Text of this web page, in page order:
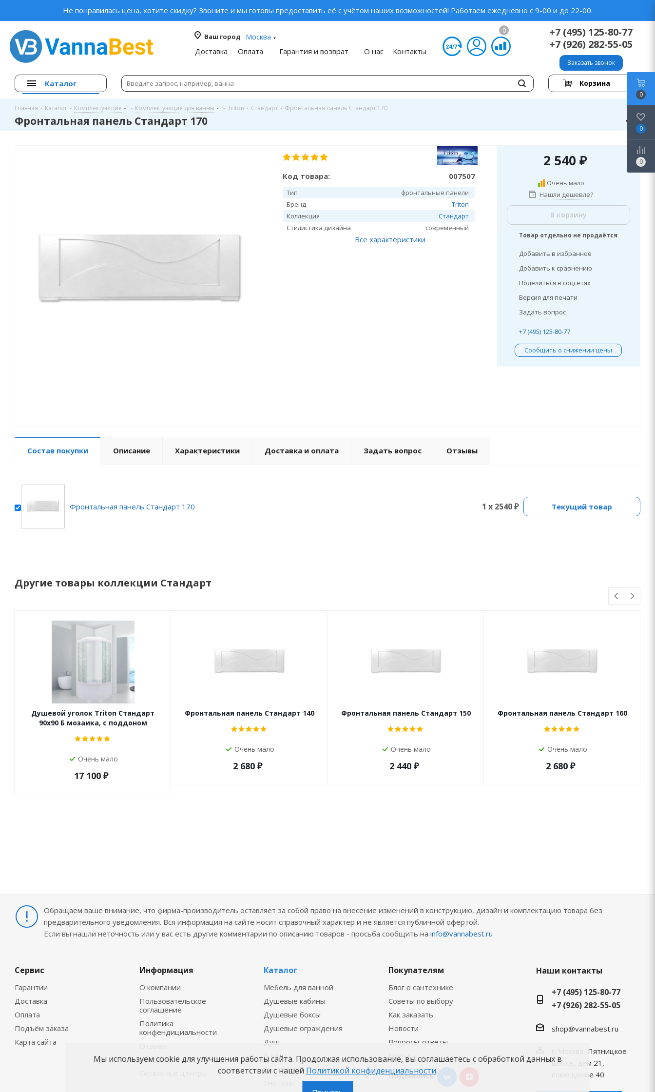
Не понравилась цена, хотите скидку? Звоните и мы готовы предоставить её с учётом наших возможностей! Работаем ежедневно с 9-00 и до 22-00.
Ваш город
Москва
Доставка
Оплата Гарантия и возврат О нас Контакты
0
+7 (495) 125-80-77
+7 (926) 282-55-05
Заказать звонок
Каталог Корзина
Главная - Каталог - Комплектующие - Комплектующие для ванны - Triton - Стандарт - Фронтальная панель Стандарт 170
Фронтальная панель Стандарт 170
Код товара: 007507
Тип
фронтальные панели
Бренд
Triton
Коллекция
Стандарт
Стилистика дизайна
современный
Все характеристики
2 540 ₽
Очень мало
Нашли дешевле?
В корзину
Товар отдельно не продаётся
Добавить в избранное
Добавить к сравнению
Поделиться в соцсетях
Версия для печати
Задать вопрос
+7 (495) 125-80-77
Сообщить о снижении цены
Состав покупки Описание Характеристики Доставка и оплата Задать вопрос Отзывы
Фронтальная панель Стандарт 170 1 x 2540 ₽ Текущий товар
Другие товары коллекции Стандарт
Душевой уголок Triton Стандарт
90х90 Б мозаика, с поддоном
Очень мало
17 100 ₽
Фронтальная панель Стандарт 140
Очень мало
2 680 ₽
Фронтальная панель Стандарт 150
Очень мало
2 440 ₽
Фронтальная панель Стандарт 160
Очень мало
2 680 ₽
Обращаем ваше внимание, что фирма-производитель оставляет за собой право на внесение изменений в конструкцию, дизайн и комплектацию товара без
предварительного уведомления. Вся информация на сайте носит справочный характер и не является публичной офертой.
Если вы нашли неточность или у вас есть другие комментарии по описанию товаров - просьба сообщить на info@vannabest.ru
Сервис
Гарантии
Доставка
Оплата
Подъём заказа
Карта сайта
Информация
О компании
Пользовательское
соглашение
Политика
конфендициальности
Контакты
Каталог
Мебель для ванной
Душевые кабины
Душевые боксы
Душевые ограждения
Душ
Ванны
Смесители
Покупателям
Блог о сантехнике
Советы по выбору
Как заказать
Новости
Вопросы-ответы
Бренды
Подпишись:
Наши контакты
+7 (495) 125-80-77
+7 (926) 282-55-05
shop@vannabest.ru
г. Москва, Пятницкое
шоссе, дом 21,
помещение 40
0
0
0
Мы используем cookie для улучшения работы сайта. Продолжая использование, вы соглашаетесь с обработкой данных в
соответствии с нашей Политикой конфиденциальности.